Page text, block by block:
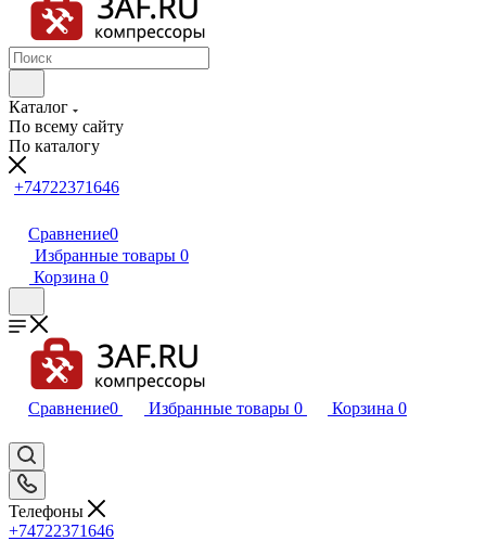
Каталог
По всему сайту
По каталогу
+74722371646
Сравнение0
Избранные товары 0
Корзина 0
Сравнение0 Избранные товары 0 Корзина 0
Телефоны
+74722371646